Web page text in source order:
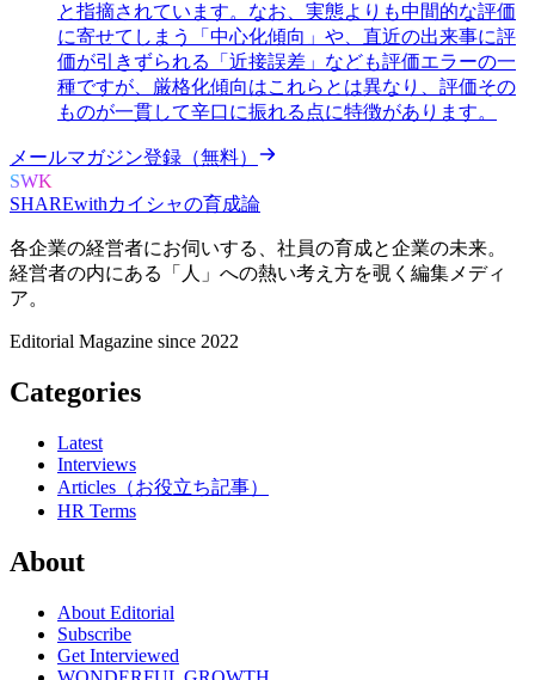
と指摘されています。なお、実態よりも中間的な評価
に寄せてしまう「中心化傾向」や、直近の出来事に評
価が引きずられる「近接誤差」なども評価エラーの一
種ですが、厳格化傾向はこれらとは異なり、評価その
ものが一貫して辛口に振れる点に特徴があります。
メールマガジン登録（無料）
SWK
SHAREwithカイシャの育成論
各企業の経営者にお伺いする、 社員の育成と企業の未来。
経営者の内にある
「人」への熱い考え方を覗く 編集メディ
ア。
Editorial Magazine since 2022
Categories
Latest
Interviews
Articles（お役立ち記事）
HR Terms
About
About Editorial
Subscribe
Get Interviewed